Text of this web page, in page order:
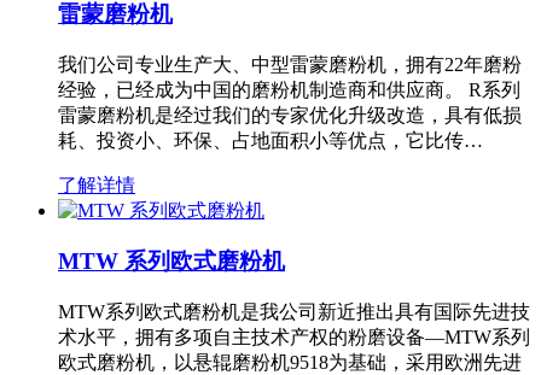
雷蒙磨粉机
我们公司专业生产大、中型雷蒙磨粉机，拥有22年磨粉
经验，已经成为中国的磨粉机制造商和供应商。 R系列
雷蒙磨粉机是经过我们的专家优化升级改造，具有低损
耗、投资小、环保、占地面积小等优点，它比传…
了解详情
MTW 系列欧式磨粉机
MTW系列欧式磨粉机是我公司新近推出具有国际先进技
术水平，拥有多项自主技术产权的粉磨设备—MTW系列
欧式磨粉机，以悬辊磨粉机9518为基础，采用欧洲先进